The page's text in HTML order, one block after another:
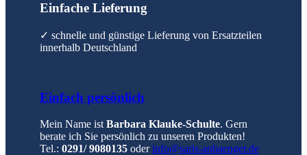
Einfache Lieferung
✓ schnelle und günstige Lieferung von Ersatzteilen
innerhalb Deutschland
Einfach persönlich
Mein Name ist Barbara Klauke-Schulte. Gern
berate ich Sie persönlich zu unseren Produkten!
Tel.: 0291/ 9080135 oderinfo@saris-anhaenger.de